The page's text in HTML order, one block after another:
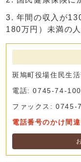
年間の収入が
180万円）未満の人
斑鳩町役場住民生
電話: 0745-74-
ファックス: 0745-
電話番号のかけ間